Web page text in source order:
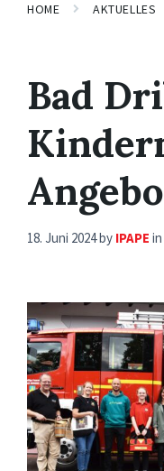
HOME AKTUELLES
Bad
18. Juni 2024by IPAPE in